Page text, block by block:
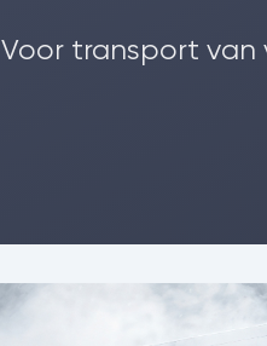
Voor transport van